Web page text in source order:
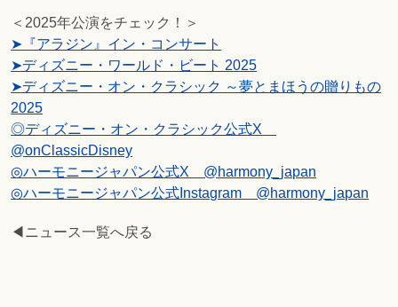
＜2025年公演をチェック！＞
➤『アラジン』イン・コンサート
➤ディズニー・ワールド・ビート 2025
➤ディズニー・オン・クラシック ～夢とまほうの贈りもの
2025
◎ディズニー・オン・クラシック公式X
@onClassicDisney
◎ハーモニージャパン公式X @harmony_japan
◎ハーモニージャパン公式Instagram @harmony_japan
◀ニュース一覧へ戻る